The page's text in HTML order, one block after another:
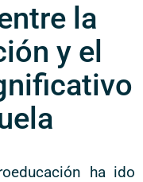
la
y el
ha ido